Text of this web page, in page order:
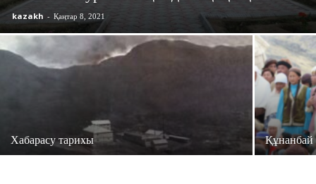
kazakh - Қаңтар 8, 2021
Хабарасу тарихы